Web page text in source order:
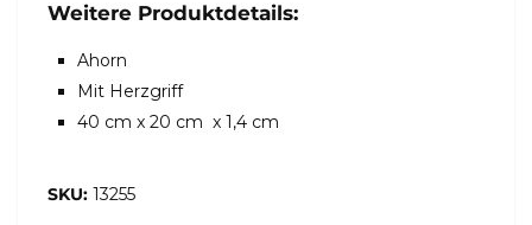
Weitere Produktdetails:
Ahorn
Mit Herzgriff
40 cm x 20 cm x 1,4 cm
SKU: 13255